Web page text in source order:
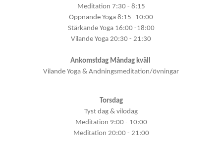
Meditation 7:30 - 8:15
Öppnande Yoga 8:15 -10:00
Stärkande Yoga 16:00 -18:00
Vilande Yoga 20:30 - 21:30
Ankomstdag Måndag kväll
Vilande Yoga & Andningsmeditation/övningar
Torsdag
Tyst dag & vilodag
Meditation 9:00 - 10:00
Meditation 20:00 - 21:00